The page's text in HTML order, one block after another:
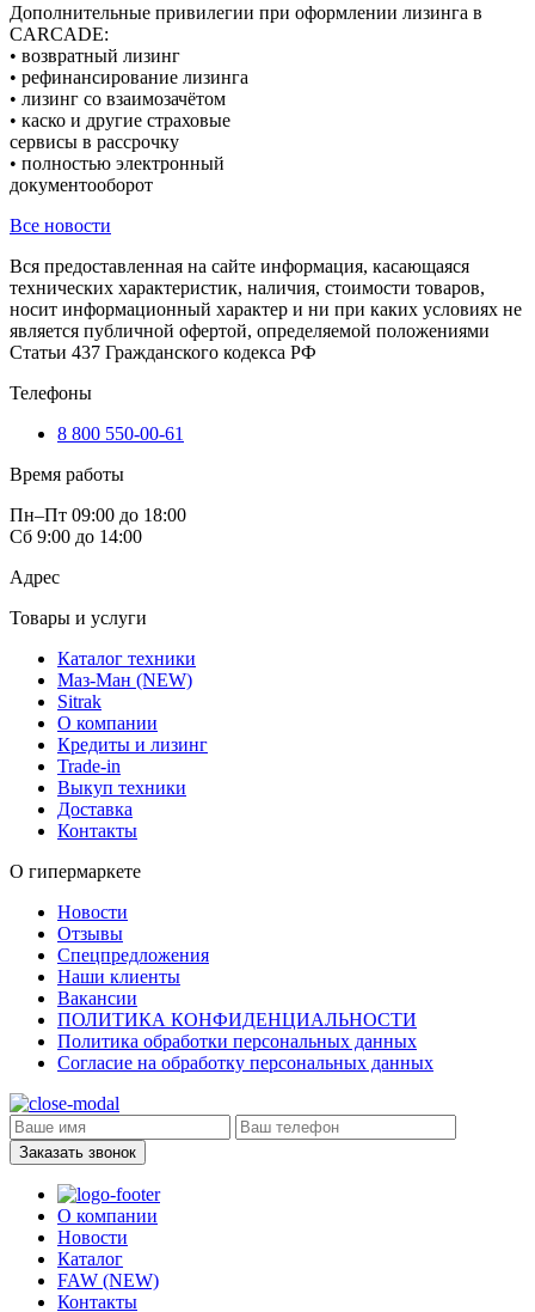
Дополнительные привилегии при оформлении лизинга в
CARCADE:
• возвратный лизинг
• рефинансирование лизинга
• лизинг со взаимозачётом
• каско и другие страховые
сервисы в рассрочку
• полностью электронный
документооборот
Все новости
Вся предоставленная на сайте информация, касающаяся
технических характеристик, наличия, стоимости товаров,
носит информационный характер и ни при каких условиях не
является публичной офертой, определяемой положениями
Статьи 437 Гражданского кодекса РФ
Телефоны
8 800 550-00-61
Время работы
Пн–Пт 09:00 до 18:00
Сб 9:00 до 14:00
Адрес
Товары и услуги
Каталог техники
Маз-Ман (NEW)
Sitrak
О компании
Кредиты и лизинг
Trade-in
Выкуп техники
Доставка
Контакты
О гипермаркете
Новости
Отзывы
Спецпредложения
Наши клиенты
Вакансии
ПОЛИТИКА КОНФИДЕНЦИАЛЬНОСТИ
Политика обработки персональных данных
Согласие на обработку персональных данных
Заказать звонок
О компании
Новости
Каталог
FAW (NEW)
Контакты